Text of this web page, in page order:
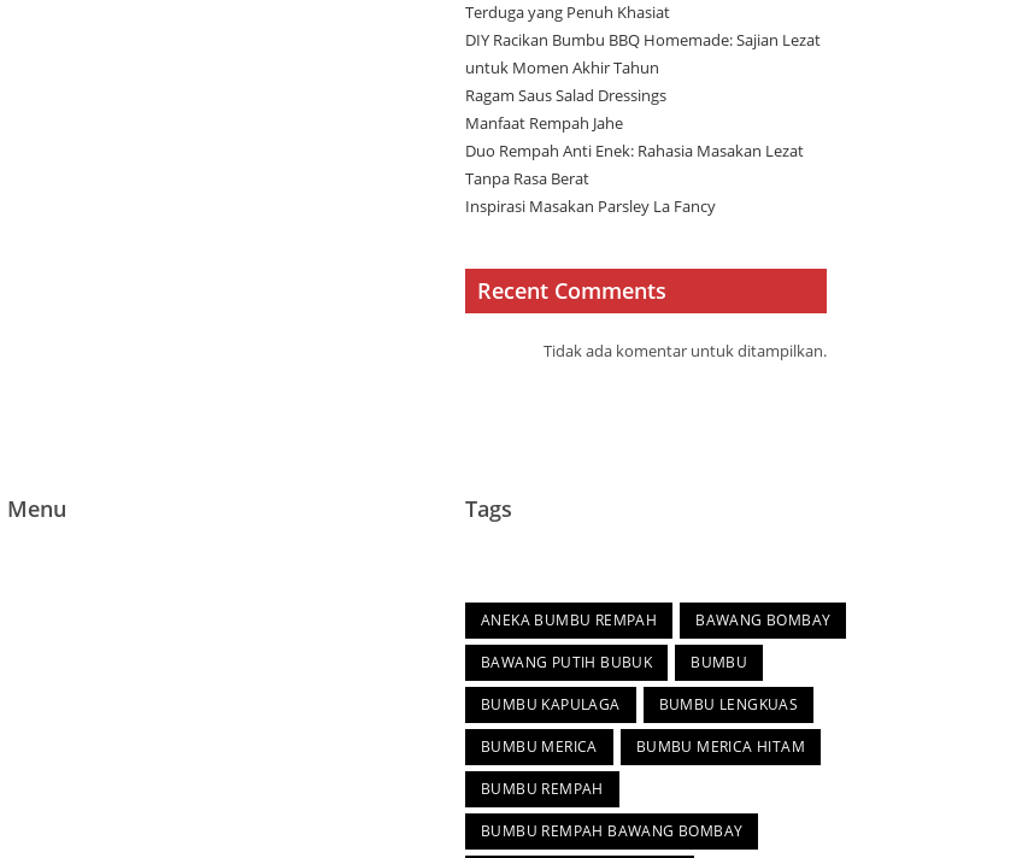
Terduga yang Penuh Khasiat
DIY Racikan Bumbu BBQ Homemade: Sajian Lezat
untuk Momen Akhir Tahun
Ragam Saus Salad Dressings
Manfaat Rempah Jahe
Duo Rempah Anti Enek: Rahasia Masakan Lezat
Tanpa Rasa Berat
Inspirasi Masakan Parsley La Fancy
Recent Comments
Tidak ada komentar untuk ditampilkan.
Menu Tags
ANEKA BUMBU REMPAH BAWANG BOMBAY
BAWANG PUTIH BUBUK BUMBU
BUMBU KAPULAGA BUMBU LENGKUAS
BUMBU MERICA BUMBU MERICA HITAM
BUMBU REMPAH
BUMBU REMPAH BAWANG BOMBAY